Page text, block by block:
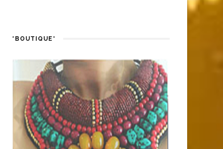
*BOUTIQUE*